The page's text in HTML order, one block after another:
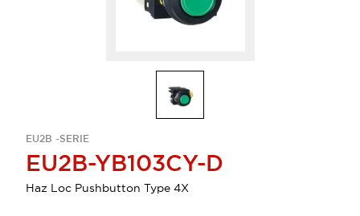
EU2B -SERIE
EU2B-YB103CY-D
Haz Loc Pushbutton Type 4X